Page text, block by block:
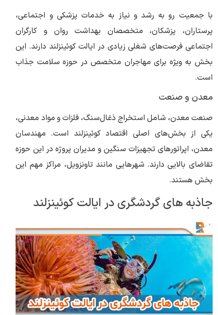
با جمعیت رو به رشد و نیاز به خدمات پزشکی و اجتماعی،
پرستاران، پزشکان، متخصصان بهداشت روان و کارگران
اجتماعی فرصت‌های شغلی زیادی در ایالت کوئینزلند دارند. این
بخش به ویژه برای مهاجران متخصص در حوزه سلامت جذاب
است.
معدن و صنعت
صنعت معدن، شامل استخراج ذغال‌سنگ، فلزات و مواد معدنی،
یکی از بخش‌های اصلی اقتصاد کوئینزلند است. مهندسان
معدن، اپراتورهای تجهیزات سنگین و مدیران پروژه در این حوزه
تقاضای بالایی دارند. شهرهایی مانند تاونزویل، مراکز مهم این
بخش هستند.
جاذبه های گردشگری در ایالت کوئینزلند